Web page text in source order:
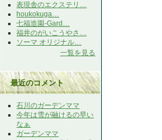
表現舎のエクステリ…
houkokuga…
七福造園-Gard…
福井のがいこうやさ…
ソーマ オリジナル…
一覧を見る
最近のコメント
石川のガーデンママ
今年は雪が融けるの早い
なぁ
ガーデンママ